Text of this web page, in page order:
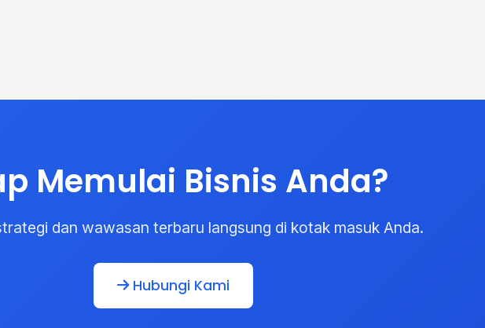
Memulai Bisnis Anda?
dan wawasan terbaru langsung di kotak masuk Anda.
Hubungi Kami